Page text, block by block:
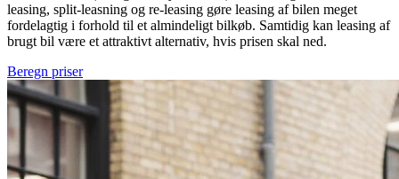
leasing, split-leasning og re-leasing gøre leasing af bilen meget
fordelagtig i forhold til et almindeligt bilkøb. Samtidig kan leasing af
brugt bil være et attraktivt alternativ, hvis prisen skal ned.
Beregn priser